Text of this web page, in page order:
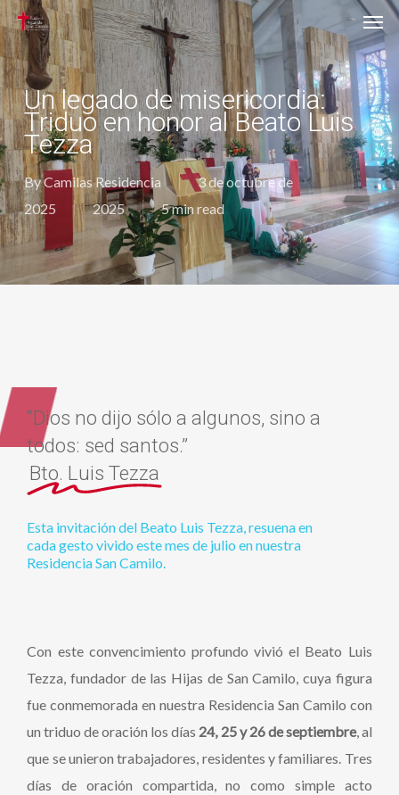
Skip
to
main
contentUn legado de misericordia:
Triduo en honor al Beato Luis
Tezza
ByCamilas Residencia
3 de octubre de
2025
2025 5 min read
“Dios no dijo sólo a algunos, sino a
todos: sed santos.”
Bto. Luis Tezza
Esta invitacióndel Beato Luis Tezza,resuenaen
cadagesto vivido estemes de julio ennuestra
ResidenciaSanCamilo.
Con este convencimiento profundo vivió el Beato Luis
Tezza, fundador de las Hijas de San Camilo, cuya figura
fue conmemorada en nuestra Residencia San Camilo con
un triduo de oración los días 24, 25 y 26 de septiembre, al
que se unieron trabajadores, residentes y familiares. Tres
días de oración compartida, no como simple acto